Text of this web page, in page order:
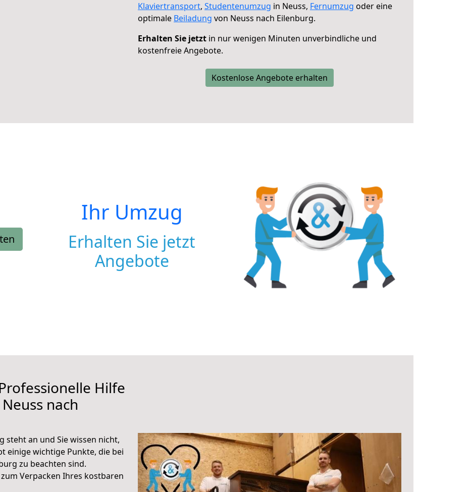
Klaviertransport, Studentenumzug in Neuss, Fernumzug oder eine
optimale Beiladung von Neuss nach Eilenburg.
Erhalten Sie jetzt in nur wenigen Minuten unverbindliche und
kostenfreie Angebote.
Kostenlose Angebote erhalten
Ihr Umzug
Erhalten Sie jetzt
Angebote
Hilfe
nach
steht an und Sie wissen nicht,
einige wichtige Punkte, die bei
zu beachten sind.
Verpacken Ihres kostbaren